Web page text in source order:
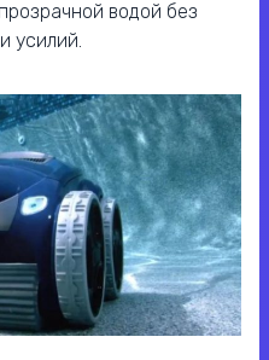
водой без
усилий.